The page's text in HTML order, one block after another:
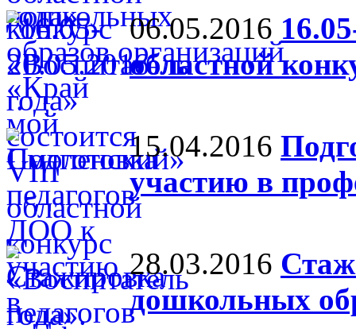
06.05.2016
областной
15.04.2016
участию в
28.03.2016
дошкольных